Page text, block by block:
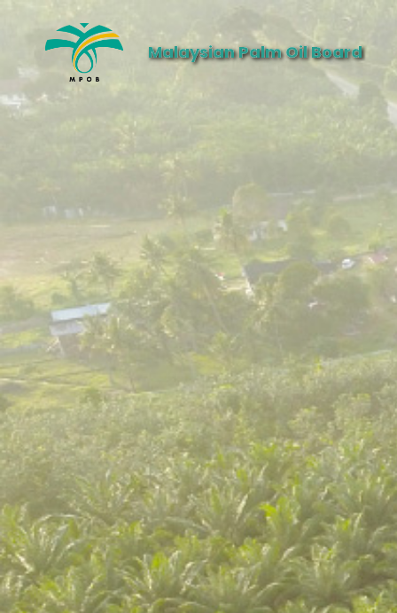
Malaysian Palm Oil Board